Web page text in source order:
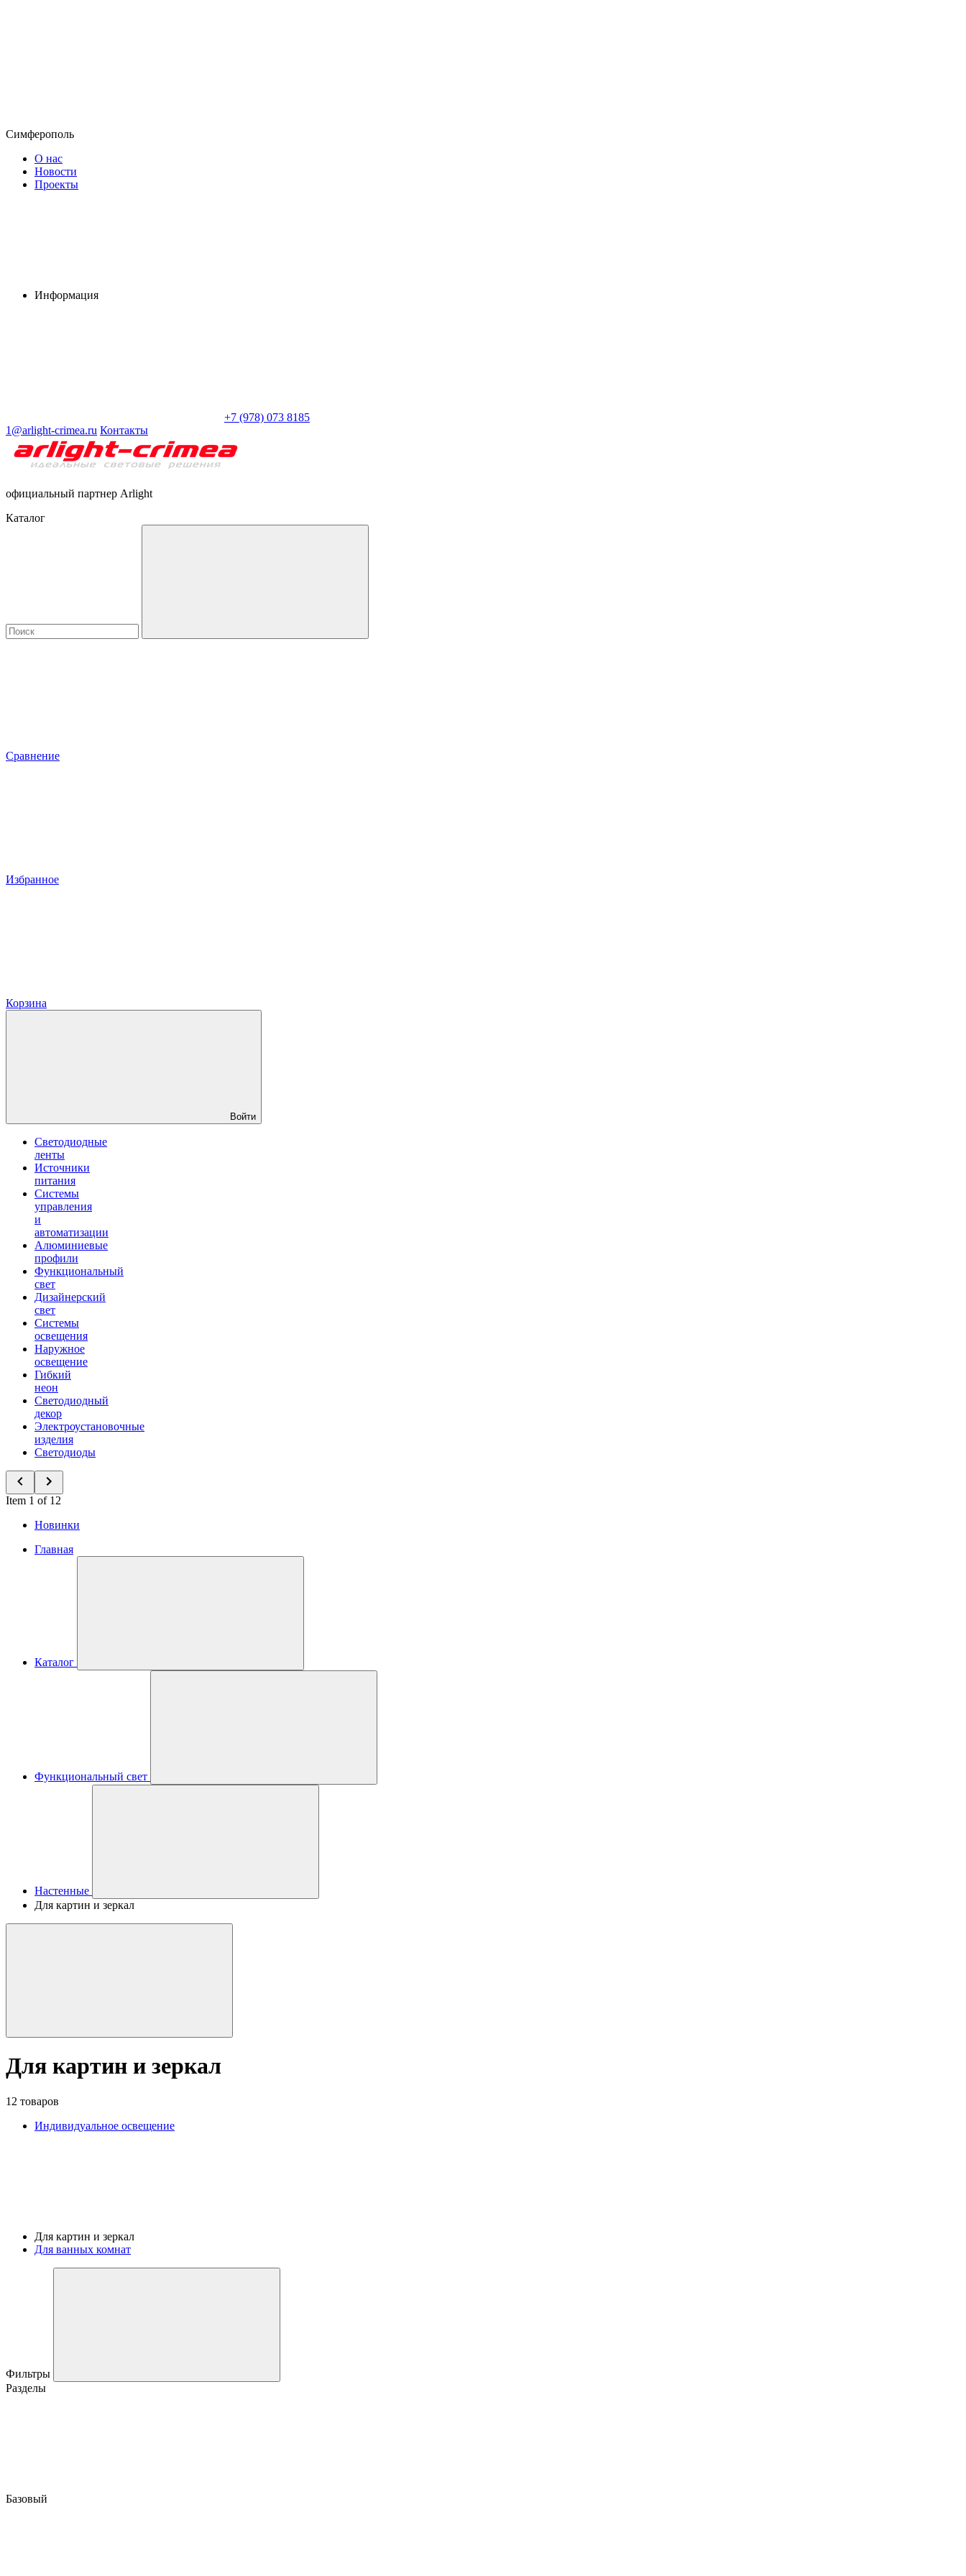
Симферополь
О нас
Новости
Проекты
Информация
+7 (978) 073 8185
1@arlight-crimea.ru Контакты
официальный партнер Arlight
Каталог
Сравнение
Избранное
Корзина
Войти
Светодиодные
ленты
Источники
питания
Системы
управления
и
автоматизации
Алюминиевые
профили
Функциональный
свет
Дизайнерский
свет
Системы
освещения
Наружное
освещение
Гибкий
неон
Светодиодный
декор
Электроустановочные
изделия
Светодиоды
Item 1 of 12
Новинки
Главная
Каталог
Функциональный свет
Настенные
Для картин и зеркал
Для картин и зеркал
12 товаров
Индивидуальное освещение
Для картин и зеркал
Для ванных комнат
Фильтры
Разделы
Базовый